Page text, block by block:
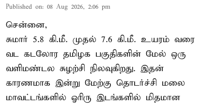
Published on: 08 Aug 2026, 2:06 pm
சென்னை,
சுமார் 5.8 கி.மீ. முதல் 7.6 கி.மீ. உயரம் வரை
வட கடலோர தமிழக பகுதிகளின் மேல் ஒரு
வளிமண்டல சுழற்சி நிலவுகிறது. இதன்
காரணமாக இன்று மேற்கு தொடர்ச்சி மலை
மாவட்டங்களில் ஓரிரு இடங்களில் மிதமான